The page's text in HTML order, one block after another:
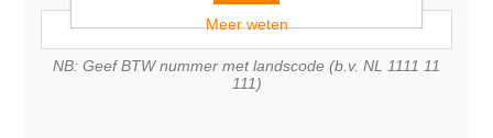
NB: Geef BTW nummer met landscode (b.v. NL 1111 11
111)
Meer weten